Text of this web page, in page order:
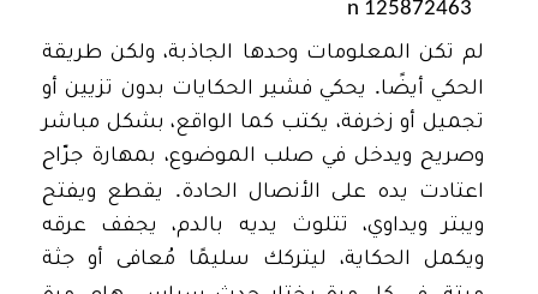
لم تكن المعلومات وحدها الجاذبة، ولكن طريقة
الحكي أيضًا. يحكي فشير الحكايات بدون تزيين أو
تجميل أو زخرفة، يكتب كما الواقع، بشكل مباشر
وصريح ويدخل في صلب الموضوع، بمهارة جرّاح
اعتادت يده على الأنصال الحادة.
يقطع ويفتح
ويبتر ويداوي، تتلوث يديه بالدم، يجفف عرقه
ويكمل الحكاية، ليتركك سليمًا مُعافى أو جثة